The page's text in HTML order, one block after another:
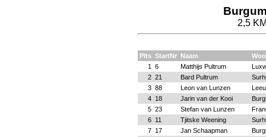
2,5
Plts StartNr Naam
1
6 Matthijs Pultrum
2 21 Bard Pultrum
3 88 Leon van Lunzen
4 18 Jarin van der Kooi
5 23 Stefan van Lunzen
6 11 Tjitske Weening
7 17 Jan Schaapman